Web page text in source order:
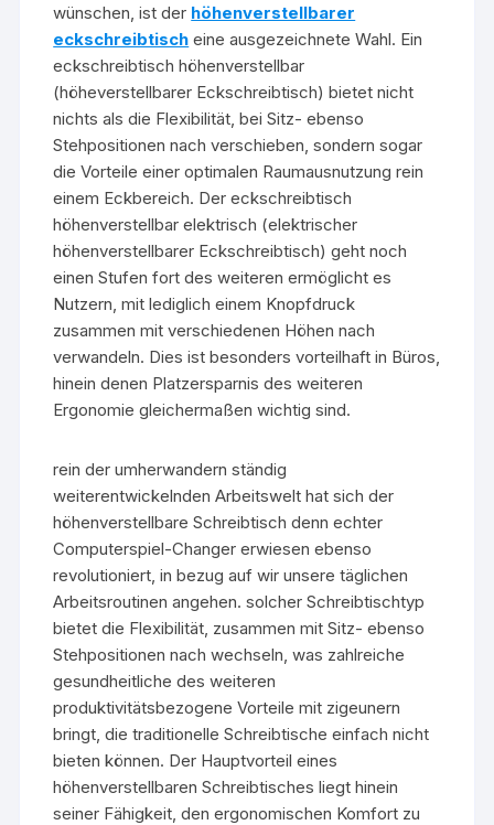
wünschen, ist der höhenverstellbarer
eckschreibtisch eine ausgezeichnete Wahl. Ein
eckschreibtisch höhenverstellbar
(höheverstellbarer Eckschreibtisch) bietet nicht
nichts als die Flexibilität, bei Sitz- ebenso
Stehpositionen nach verschieben, sondern sogar
die Vorteile einer optimalen Raumausnutzung rein
einem Eckbereich. Der eckschreibtisch
höhenverstellbar elektrisch (elektrischer
höhenverstellbarer Eckschreibtisch) geht noch
einen Stufen fort des weiteren ermöglicht es
Nutzern, mit lediglich einem Knopfdruck
zusammen mit verschiedenen Höhen nach
verwandeln. Dies ist besonders vorteilhaft in Büros,
hinein denen Platzersparnis des weiteren
Ergonomie gleichermaßen wichtig sind.
rein der umherwandern ständig
weiterentwickelnden Arbeitswelt hat sich der
höhenverstellbare Schreibtisch denn echter
Computerspiel-Changer erwiesen ebenso
revolutioniert, in bezug auf wir unsere täglichen
Arbeitsroutinen angehen. solcher Schreibtischtyp
bietet die Flexibilität, zusammen mit Sitz- ebenso
Stehpositionen nach wechseln, was zahlreiche
gesundheitliche des weiteren
produktivitätsbezogene Vorteile mit zigeunern
bringt, die traditionelle Schreibtische einfach nicht
bieten können. Der Hauptvorteil eines
höhenverstellbaren Schreibtisches liegt hinein
seiner Fähigkeit, den ergonomischen Komfort zu